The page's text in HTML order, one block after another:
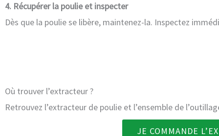
4. Récupérer la poulie et inspecter
Dès que la poulie se libère, maintenez-la. Inspectez
Où trouver l’extracteur ?
Retrouvez l’extracteur de poulie et l’ensemble de
JE COMMANDE